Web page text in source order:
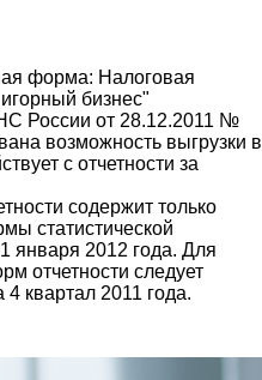
форма: Налоговая
бизнес"
России от 28.12.2011 №
возможность выгрузки в
с отчетности за
содержит только
статистической
января 2012 года. Для
отчетности следует
4 квартал 2011 года.